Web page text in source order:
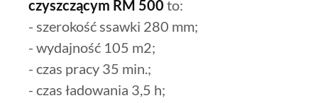
czyszczącym RM 500 to:
- szerokość ssawki 280 mm;
- wydajność 105 m2;
- czas pracy 35 min.;
- czas ładowania 3,5 h;